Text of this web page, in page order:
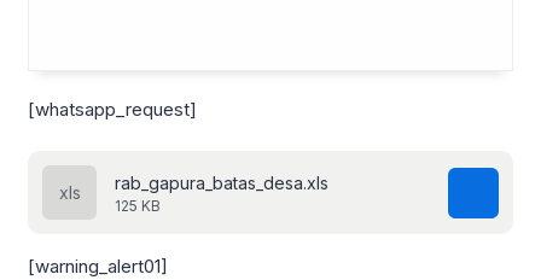
[whatsapp_request]
rab_gapura_batas_desa.xls
125 KB
[warning_alert01]